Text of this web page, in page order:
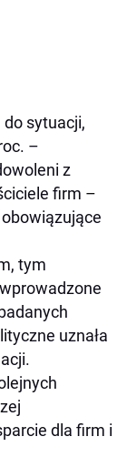
do sytuacji,
–
z
firm –
tym
uznała
dla firm i